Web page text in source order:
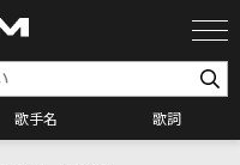
歌手名 歌詞